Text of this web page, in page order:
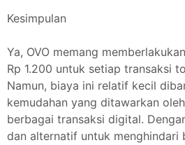
Kesimpulan
Ya, OVO memang
Rp 1.200 untuk setiap transaksi
Namun, biaya ini relatif kecil
kemudahan yang ditawarkan
berbagai transaksi digital.
dan alternatif untuk menghindari